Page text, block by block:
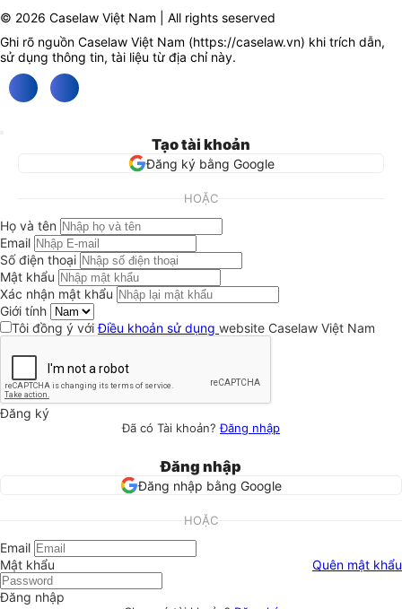
© 2026 Caselaw Việt Nam | All rights seserved
Ghi rõ nguồn Caselaw Việt Nam (https://caselaw.vn) khi trích dẫn,
sử dụng thông tin, tài liệu từ địa chỉ này.
Tạo tài khoản
Đăng ký bằng Google
HOẶC
Họ và tên
Email
Số điện thoại
Mật khẩu
Xác nhận mật khẩu
Giới tính
Tôi đồng ý vớiĐiều khoản sử dụng website Caselaw Việt Nam
Đăng ký
Đã có Tài khoản?Đăng nhập
Đăng nhập
Đăng nhập bằng Google
HOẶC
Email
Mật khẩu
Quên mật khẩu
Đăng nhập